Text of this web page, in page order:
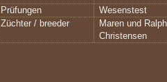
Prüfungen
Wesenstest
Züchter / breeder
Maren und Ralph
Christensen